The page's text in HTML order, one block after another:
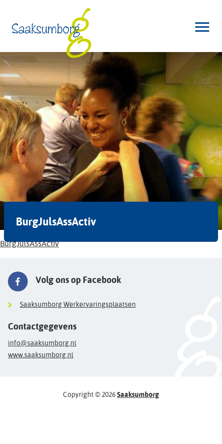
BurgJulsAssActiv
BurgJulsAssActiv
Volg ons op Facebook
Saaksumborg Werkervaringsplaatsen
Contactgegevens
info@saaksumborg.nl
www.saaksumborg.nl
Copyright © 2026Saaksumborg